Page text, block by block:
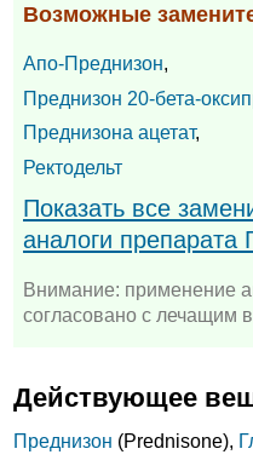
Возможные
Апо-Преднизон,
Преднизон 20-бета-
Преднизона ацетат,
Ректодельт
Показать все
аналоги препарата
Внимание: применение
согласовано с лечащим
Действующее
Преднизон (Prednisone),